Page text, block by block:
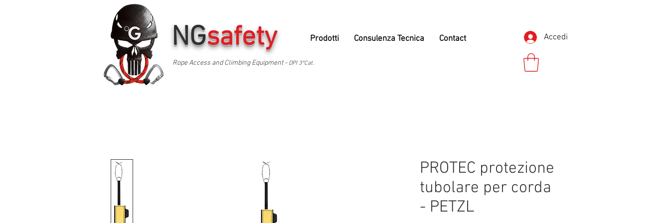
NGsafety Accedi
Prodotti Consulenza Tecnica Contact
Rope Access and Climbing Equipment - DPI 3°Cat.
PROTEC protezione
tubolare per corda
- PETZL